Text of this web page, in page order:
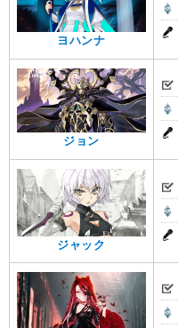
ヨハンナ
ジョン
ジャック